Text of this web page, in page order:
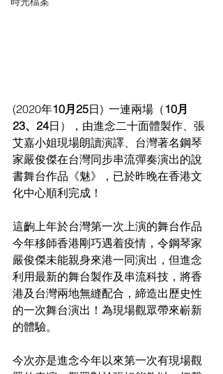
(2020年10月25日)  一連兩場（ 10月
23、24日），由進念二十面體製作、張
艾嘉小姐現場朗讀演譯、台灣著名鋼琴
家嚴俊傑在台灣同步串流彈奏演出的說
書舞台作品《魅》，已於昨晚在香港文
化中心順利完成！
這齣上年於台灣第一次上演的舞台作品
今年移師香港剛巧遇着疫情，令鋼琴家
嚴俊傑未能親身來港一同演出，但進念
利用最新的舞台製作及串流科技，將香
港及台灣兩地無縫配合，締造出歷史性
的一次舞台演出！為現場觀眾帶來嶄新
的體驗。
今次亦是進念今年以來第一次有現場觀